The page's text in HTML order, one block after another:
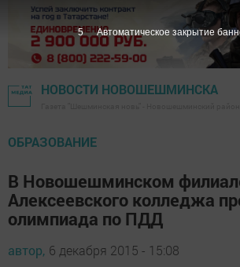
НОВОСТИ НОВОШЕШМИНСКА
ОБРАЗОВАНИЕ
В Новошешминском
Алексеевского колледжа
олимпиада по ПДД
автор, 6 декабря 2015 - 15:08
4 Автоматическое закрытие